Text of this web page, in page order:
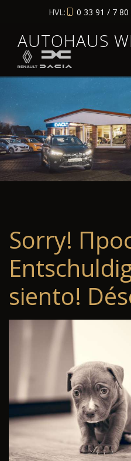
HVL: 0 33 91 / 7 80
AUTOHAUS
Sorry!
siento!